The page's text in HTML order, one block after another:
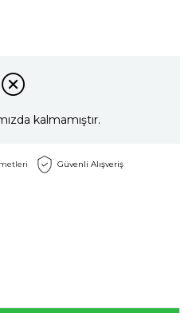
kalmamıştır.
Güvenli Alışveriş